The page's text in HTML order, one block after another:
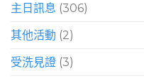
主日訊息 (306)
其他活動 (2)
受洗見證 (3)